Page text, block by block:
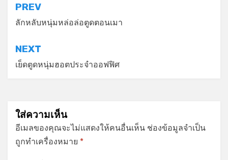
แนะแนว
เรื่อง
PREV
ลักหลับหนุ่มหล่อล่อตูดตอนเมา
NEXT
เย็ดตูดหนุ่มฮอตประจำออฟฟิศ
ใส่ความเห็น
อีเมลของคุณจะไม่แสดงให้คนอื่นเห็น ช่องข้อมูลจำเป็น
ถูกทำเครื่องหมาย *